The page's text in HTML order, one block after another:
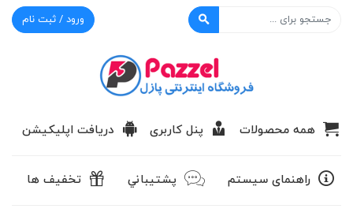
ورود / ثبت نام
همه محصولات پنل کاربری دریافت اپلیکیشن
راهنمای سیستم پشتيباني تخفیف ها